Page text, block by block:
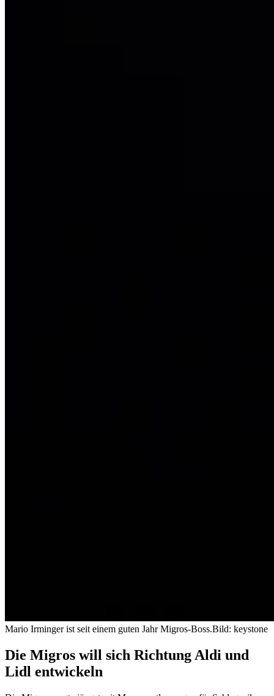
Mario Irminger ist seit einem guten Jahr Migros-Boss.Bild: keystone
Die Migros will sich Richtung Aldi und
Lidl entwickeln